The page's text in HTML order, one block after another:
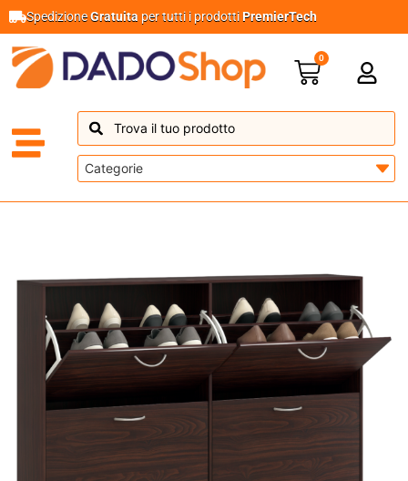
SpedizioneGratuita per tutti i prodottiPremierTech
0